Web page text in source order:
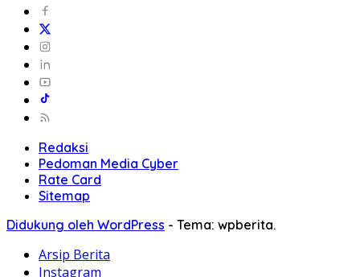
Redaksi
Pedoman Media Cyber
Rate Card
Sitemap
Didukung oleh WordPress - Tema: wpberita.
Arsip Berita
Instagram